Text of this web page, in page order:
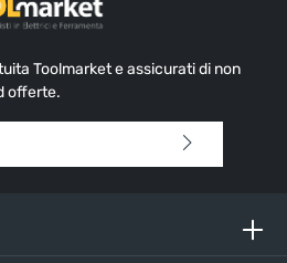
Toolmarket e assicurati di non
offerte.